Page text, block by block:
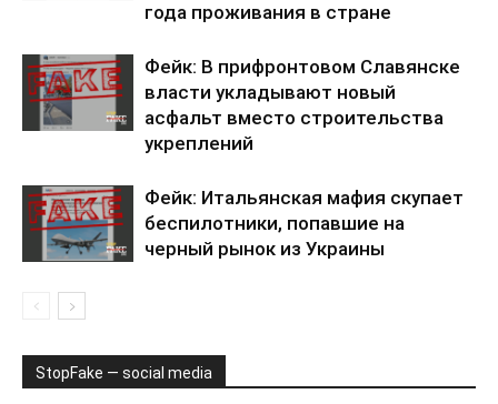
года проживания в стране
Фейк: В прифронтовом Славянске
власти укладывают новый
асфальт вместо строительства
укреплений
Фейк: Итальянская мафия скупает
беспилотники, попавшие на
черный рынок из Украины
StopFake — social media